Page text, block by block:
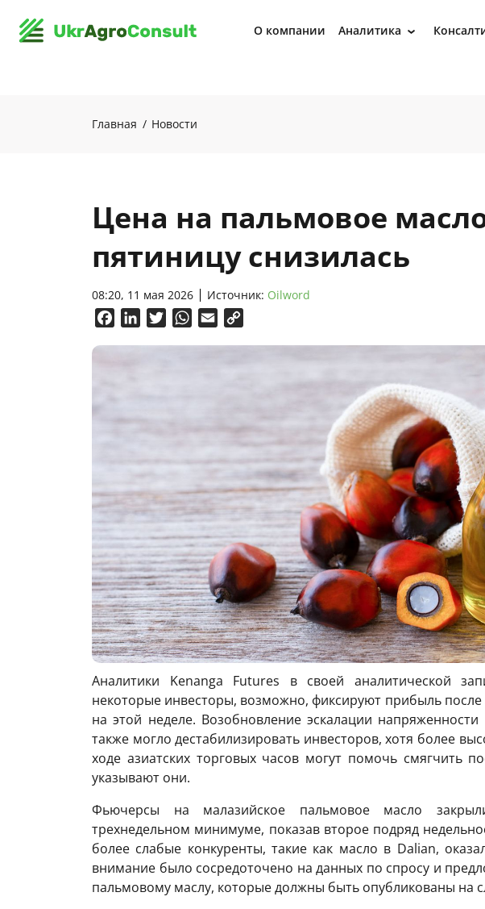
О компании Аналитика ›
Главная Новости
Цена на пальмовое
пятиницу снизилась
08:20, 11 мая 2026 Источник: Oilword
FacebookLinkedInTwitterWhatsApp
Email
Аналитики Kenanga Futures в своей аналитической
некоторые инвесторы, возможно, фиксируют прибыль после
на этой неделе. Возобновление эскалации
также могло дестабилизировать инвесторов, хотя более
ходе азиатских торговых часов могут помочь смягчить
указывают они.
Фьючерсы на малазийское пальмовое масло
трехнедельном минимуме, показав второе подряд
более слабые конкуренты, такие как масло в Dalian,
внимание было сосредоточено на данных по спросу и
пальмовому маслу, которые должны быть опубликованы на